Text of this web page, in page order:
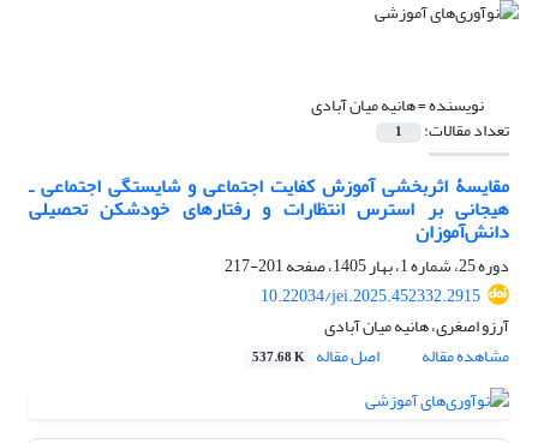
نویسنده =هانیه میان آبادی
تعداد مقالات: 1
مقایسۀ اثربخشی آموزش کفایت اجتماعی و شایستگی اجتماعی ـ
هیجانی بر استرس انتظارات و رفتارهای خودشکن تحصیلی
دانش‌آموزان
دوره 25، شماره 1، بهار 1405، صفحه
201-217
10.22034/jei.2025.452332.2915
آرزو اصغری، هانیه میان آبادی
مشاهده مقاله
اصل مقاله 537.68 K